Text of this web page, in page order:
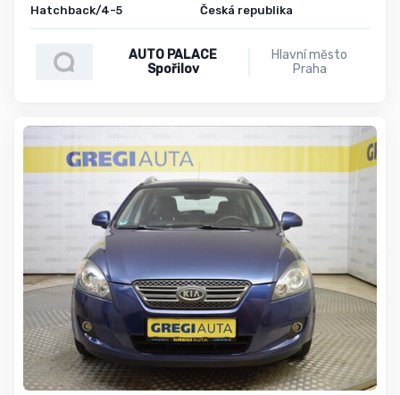
Hatchback/4-5
Česká republika
AUTO PALACE
Spořilov
Hlavní město
Praha